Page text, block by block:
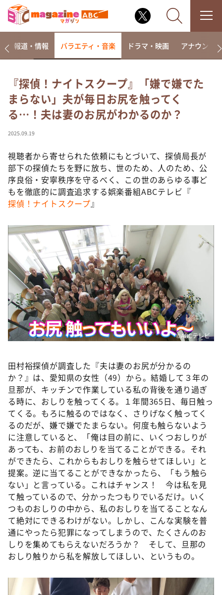
なるみ・岡村の過ぎるTV
相席食堂
これ余談なんですけど・・・
て真剣です
探偵！ナイトスクープ
news おかえり
河合＆A.B.C-Z塚田×福井アナ「なんでやねん！？」
（news おかえり）
DAIGOも台所 ～きょうの献立 何にする？～
本日はダイアンなり！シーズン２
朝だ！生です旅サラダ
教えて！ニュースライブ 正義のミカタ
ＬＩＦＥ～夢のカタチ～
新婚さんいらっしゃい！
ポツンと一軒家
ぺこぱのまるスポ
アナ回覧板
報道・情報 バラエティ・音楽 ドラマ・映画 アナウンサー
『探偵！ナイトスクープ』「嫌で嫌でた
まらない」夫が毎日お尻を触ってく
る…！夫は妻のお尻がわかるのか？
2025.09.19
視聴者から寄せられた依頼にもとづいて、探偵局長が
部下の探偵たちを野に放ち、世のため、人のため、公
序良俗・安寧秩序を守るべく、この世のあらゆる事ど
もを徹底的に調査追求する娯楽番組ABCテレビ『
探偵！ナイトスクープ』
©️ABCテレビ
田村裕探偵が調査した『夫は妻のお尻が分かるの
か？』は、愛知県の女性（49）から。結婚して３年の
旦那が、キッチンで作業している私の背後を通り過ぎ
る時に、おしりを触ってくる。１年間365日、毎日触っ
てくる。もろに触るのではなく、さりげなく触ってく
るのだが、嫌で嫌でたまらない。何度も触らないよう
に注意していると、「俺は目の前に、いくつおしりが
あっても、お前のおしりを当てることができる。それ
ができたら、これからもおしりを触らせてほしい」と
提案。逆に当てることができなかったら、「もう触ら
ない」と言っている。これはチャンス！ 今は私を見
て触っているので、分かったつもりでいるだけ。いく
つものおしりの中から、私のおしりを当てることなん
て絶対にできるわけがない。しかし、こんな実験を普
通にやったら犯罪になってしまうので、たくさんのお
しりを集めてもらえないだろうか？ そして、旦那の
おしり触りから私を解放してほしい、というもの。